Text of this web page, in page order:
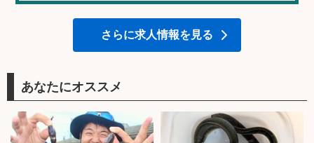
さらに求人情報を見る
あなたにオススメ